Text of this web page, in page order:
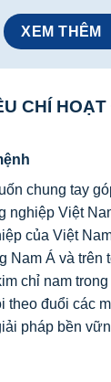
XEM THÊM
CHÍ
chung tay
nghiệp Việt
của Việt
Nam Á và trên
chỉ nam
theo đuổi các
pháp bền